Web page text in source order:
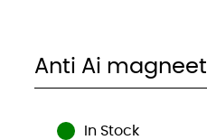
Anti Ai magneet
In Stock